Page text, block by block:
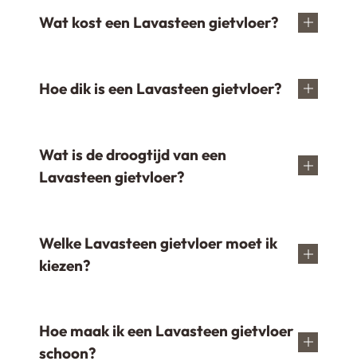
Wat kost een Lavasteen gietvloer?
Hoe dik is een Lavasteen gietvloer?
Wat is de droogtijd van een
Lavasteen gietvloer?
Welke Lavasteen gietvloer moet ik
kiezen?
Hoe maak ik een Lavasteen gietvloer
schoon?